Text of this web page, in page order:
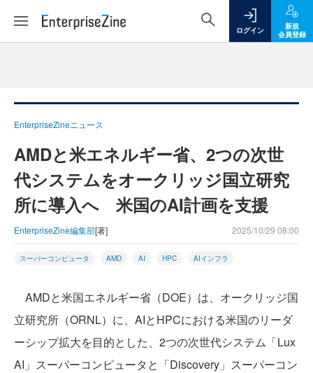
ログイン
新規
会員登録
EnterpriseZineニュース
AMDと米エネルギー省、2つの次世
代システムをオークリッジ国立研究
所に導入へ 米国のAI計画を支援
EnterpriseZine編集部[著] 2025/10/29 08:00
スーパーコンピュータ AMD AI HPC AIインフラ
AMDと米国エネルギー省（DOE）は、オークリッジ国
立研究所（ORNL）に、AIとHPCにおける米国のリーダ
ーシップ拡大を目的とした、2つの次世代システム「Lux
AI」スーパーコンピュータと「Discovery」スーパーコン